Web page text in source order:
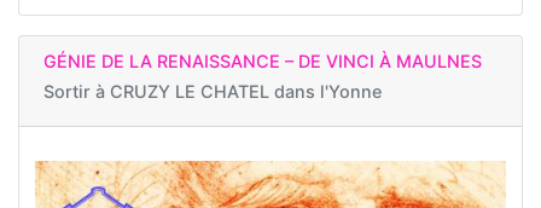
GÉNIE DE LA RENAISSANCE – DE VINCI À MAULNES
Sortir à CRUZY LE CHATEL dans l'Yonne